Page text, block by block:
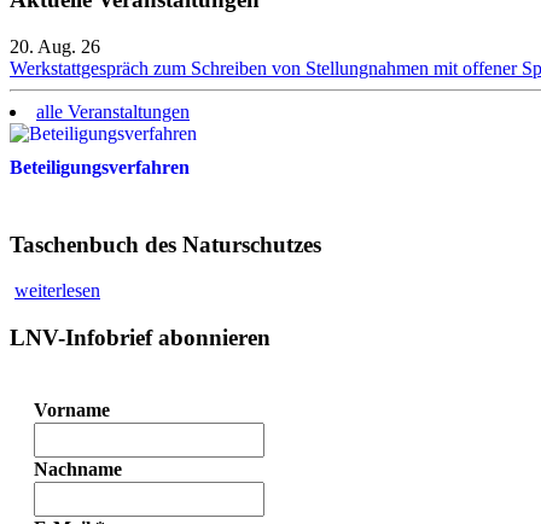
20. Aug. 26
Werkstattgespräch zum Schreiben von Stellungnahmen mit offener
alle Veranstaltungen
Beteiligungsverfahren
Taschenbuch des Naturschutzes
weiterlesen
LNV-Infobrief abonnieren
Vorname
Nachname